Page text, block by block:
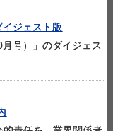
ジェスト版
号）」のダイジェス